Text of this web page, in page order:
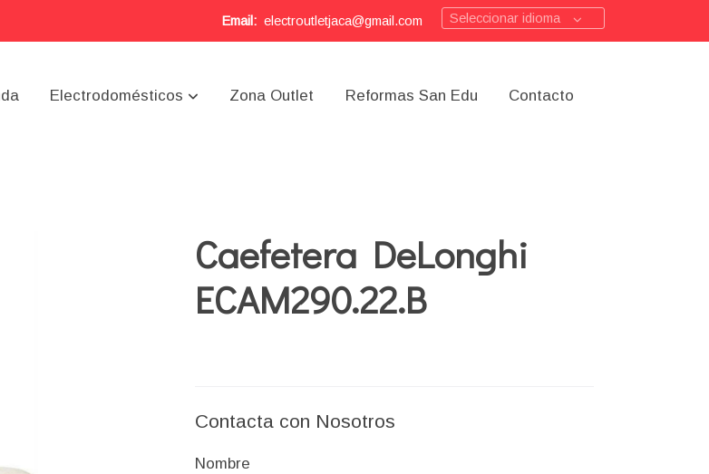
Email: electroutletjaca@gmail.com Seleccionar idioma
Electrodomésticos Zona Outlet Reformas San Edu Contacto
Caefetera DeLonghi
ECAM290.22.B
Contacta con Nosotros
Nombre